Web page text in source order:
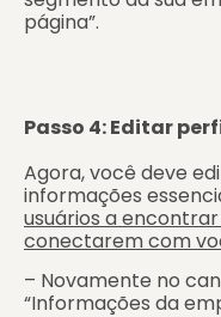
página”.
Passo 4: Editar
Agora, você deve
informações
usuários a
conectarem com
– Novamente no
“Informações da